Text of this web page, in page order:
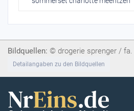
Bildquellen: © drogerie sprenger / fa.
Detailangaben zu den Bildquellen